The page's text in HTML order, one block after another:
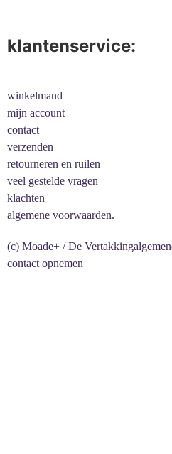
klantenservice:
winkelmand
mijn account
contact
verzenden
retourneren en ruilen
veel gestelde vragen
klachten
algemene voorwaarden.
(c) Moade+ / De Vertakking
contact opnemen